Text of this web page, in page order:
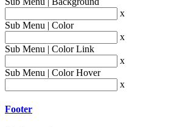
x
Sub Menu | Color
x
Sub Menu | Color Link
x
Sub Menu | Color Hover
x
Footer